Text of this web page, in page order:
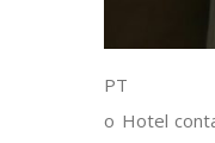
PT
o Hotel